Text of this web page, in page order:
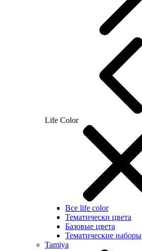
Life Color
Все life color
Тематически цвета
Базовые цвета
Тематические наборы
Tamiya